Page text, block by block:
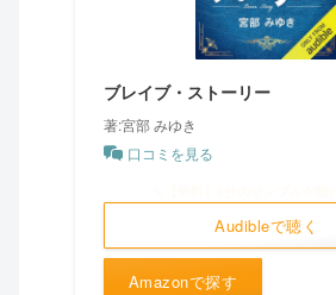
ブレイブ・ストーリー
著:宮部 みゆき
口コミを見る
Amazonで探す
Audibleで聴く